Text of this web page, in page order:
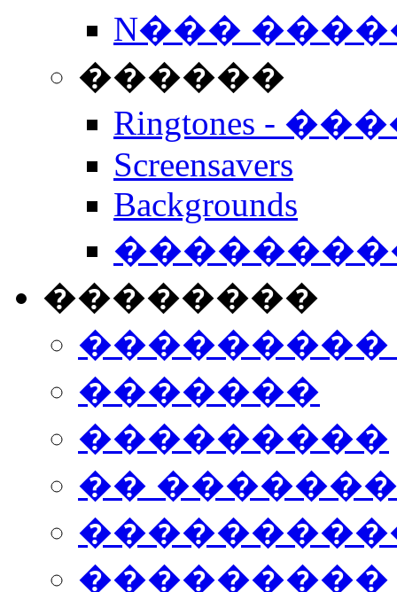
N���
������
Ringtones -
Screensavers
Backgrounds
��������
���������
�������
���������
��
���������